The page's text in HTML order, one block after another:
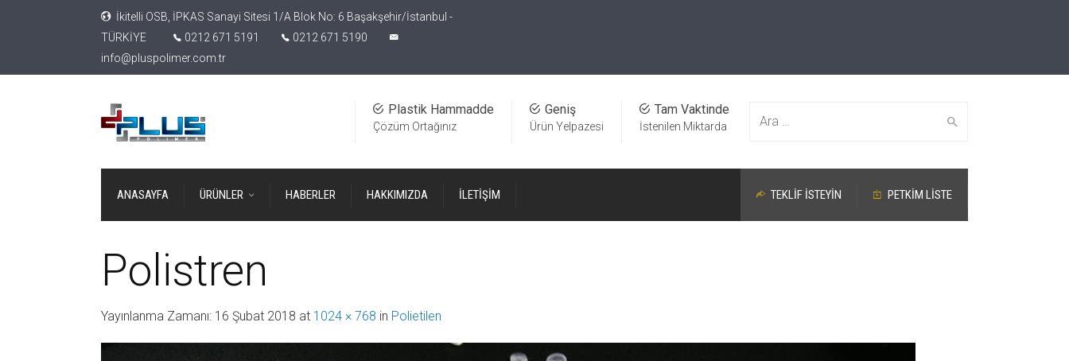
İkitelli OSB, İPKAS Sanayi Sitesi 1/A Blok No: 6 Başakşehir/İstanbul -
TÜRKİYE
0212 671 5191
0212 671 5190
info@pluspolimer.com.tr
Tam Vaktinde
İstenilen Miktarda
Geniş
Ürün Yelpazesi
Plastik Hammadde
Çözüm Ortağınız
ANASAYFA ÜRÜNLER HABERLER HAKKIMIZDA İLETİŞİM PETKİM LİSTE
TEKLİF İSTEYİN
Polistren
Yayınlanma Zamanı: 16 Şubat 2018 at 1024 × 768 in Polietilen